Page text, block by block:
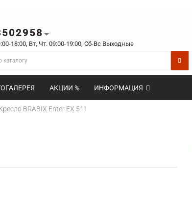
18:00, Вт, Чт. 09:00-19:00, Сб-Вс Выходные
АКЦИИ % ИНФОРМАЦИЯ
BRABIX Enter EX 511